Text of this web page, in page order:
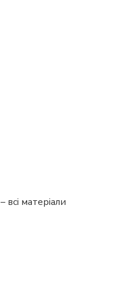
– всі матеріали